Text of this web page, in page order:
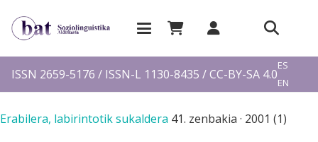
ISSN 2659-5176 / ISSN-L 1130-8435 / CC-BY-SA 4.0
ES
EN
Erabilera, labirintotik sukaldera 41. zenbakia · 2001 (1)